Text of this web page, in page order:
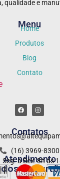
qualidade e
Menu
Home
Produtos
Blog
Contato
Contatos
(16) 3969-8300
Atendimento
Seg. a Sex: 8h às
os